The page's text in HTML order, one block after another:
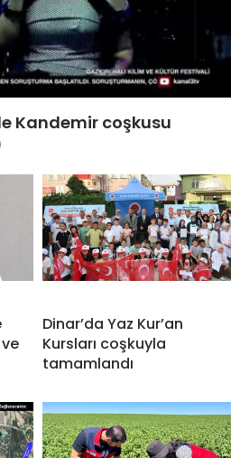
Kandemir coşkusu
Dinar’da Yaz Kur’an
Kursları coşkuyla
tamamlandı